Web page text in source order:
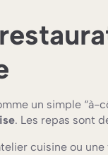
un simple “à-
. Les repas sont
cuisine ou